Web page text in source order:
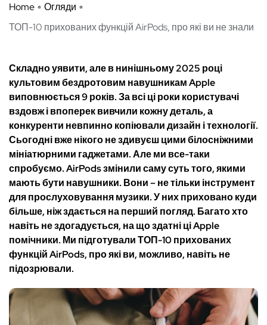
Home
Огляди
ТОП-10 прихованих функцій AirPods, про які ви не знали
Складно уявити, але в нинішньому 2025 році
культовим бездротовим навушникам Apple
виповнюється 9 років. За всі ці роки користувачі
вздовж і впоперек вивчили кожну деталь, а
конкуренти невпинно копіювали дизайн і технології.
Сьогодні вже нікого не здивуєш цими білосніжними
мініатюрними гаджетами. Але ми все-таки
спробуємо. AirPods змінили саму суть того, якими
мають бути навушники. Вони – не тільки інструмент
для прослуховування музики. У них приховано куди
більше, ніж здається на перший погляд. Багато хто
навіть не здогадується, на що здатні ці Apple
помічники. Ми підготували ТОП-10 прихованих
функцій AirPods, про які ви, можливо, навіть не
підозрювали.